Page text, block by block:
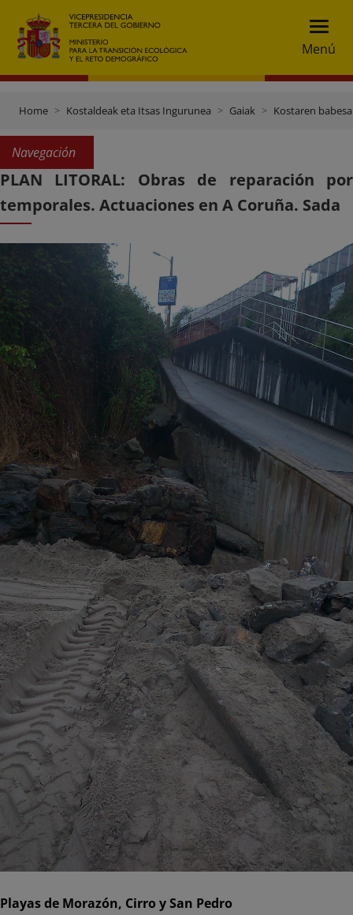
Menú
Home Kostaldeak eta Itsas Ingurunea Gaiak Kostaren babesa
Navegación
PLAN LITORAL: Obras de reparación por
temporales. Actuaciones en A Coruña. Sada
Playas de Morazón, Cirro y San Pedro